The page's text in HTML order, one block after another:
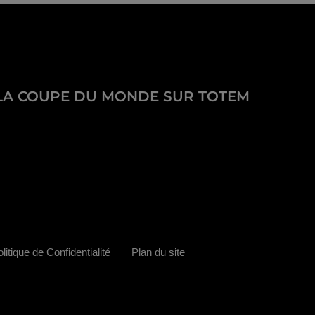
COUPE DU MONDE SUR TOTEM
de Confidentialité Plan du site